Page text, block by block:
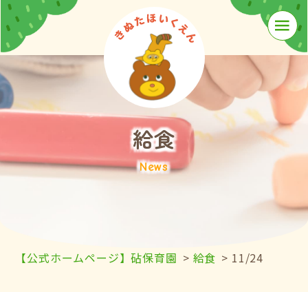
≡
給食
News
【公式ホームページ】砧保育園 > 給食 > 11/24